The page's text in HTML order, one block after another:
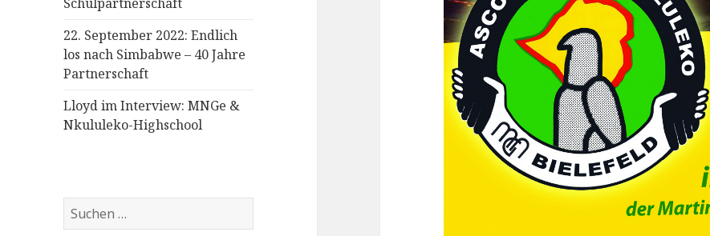
22. September 2022: Endlich
los nach Simbabwe – 40 Jahre
Partnerschaft
Lloyd im Interview: MNGe &
Nkululeko-Highschool
Suchen
nach: